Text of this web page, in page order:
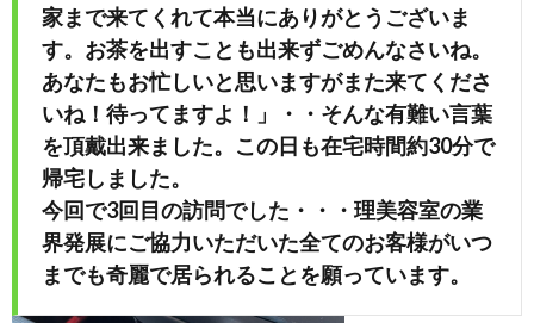
家まで来てくれて本当にありがとうございま
す。お茶を出すことも出来ずごめんなさいね。
あなたもお忙しいと思いますがまた来てくださ
いね！待ってますよ！」・・そんな有難い言葉
を頂戴出来ました。この日も在宅時間約30分で
帰宅しました。
今回で3回目の訪問でした・・・理美容室の業
界発展にご協力いただいた全てのお客様がいつ
までも奇麗で居られることを願っています。